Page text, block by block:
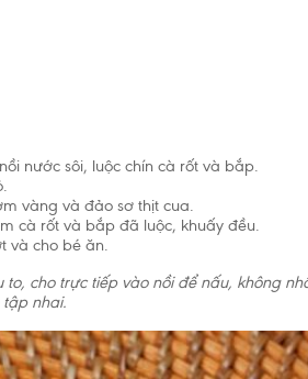
nước sôi, luộc chín cà rốt và bắp.
vàng và đảo sơ thịt cua.
cà rốt và bắp đã luộc, khuấy đều.
và cho bé ăn.
cho trực tiếp vào nồi để nấu, không
nhai.
sữa mẹ cho đến khi trẻ được
6 tháng đầu là không
sữa mẹ. Sau sáu tháng
kết hợp với bú sữa mẹ cho